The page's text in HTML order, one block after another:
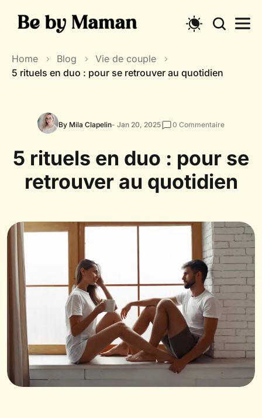
Home Blog
Vie de couple
5 rituels en duo : pour se retrouver au quotidien
By Mila Clapelin- Jan 20, 2025 0 Commentaire
5 rituels en duo : pour se
retrouver au quotidien